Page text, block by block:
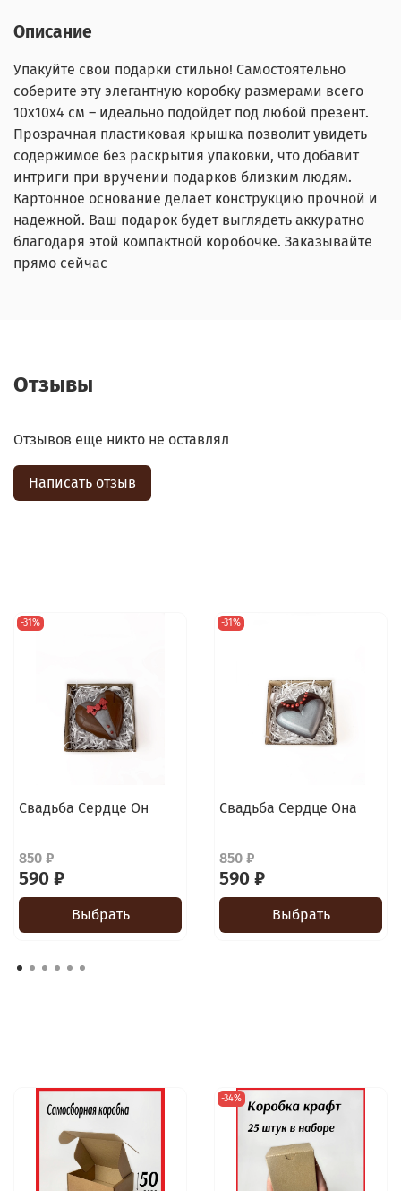
Описание
Упакуйте свои подарки стильно! Самостоятельно
соберите эту элегантную коробку размерами всего
10х10х4 см – идеально подойдет под любой презент.
Прозрачная пластиковая крышка позволит увидеть
содержимое без раскрытия упаковки, что добавит
интриги при вручении подарков близким людям.
Картонное основание делает конструкцию прочной и
надежной. Ваш подарок будет выглядеть аккуратно
благодаря этой компактной коробочке. Заказывайте
прямо сейчас
Отзывы
Отзывов еще никто не оставлял
Написать отзыв
-31%
Свадьба Сердце Он
850 ₽
590 ₽
Выбрать
-31%
Свадьба Сердце Она
850 ₽
590 ₽
Выбрать
-34%